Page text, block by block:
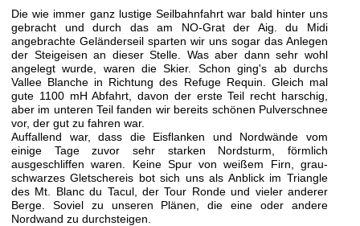
Die wie immer ganz lustige Seilbahnfahrt war bald hinter uns
gebracht und durch das am NO-Grat der Aig. du Midi
angebrachte Geländerseil sparten wir uns sogar das Anlegen
der Steigeisen an dieser Stelle. Was aber dann sehr wohl
angelegt wurde, waren die Skier. Schon ging's ab durchs
Vallee Blanche in Richtung des Refuge Requin. Gleich mal
gute 1100 mH Abfahrt, davon der erste Teil recht harschig,
aber im unteren Teil fanden wir bereits schönen Pulverschnee
vor, der gut zu fahren war.
Auffallend war, dass die Eisflanken und Nordwände vom
einige Tage zuvor sehr starken Nordsturm, förmlich
ausgeschliffen waren. Keine Spur von weißem Firn, grau-
schwarzes Gletschereis bot sich uns als Anblick im Triangle
des Mt. Blanc du Tacul, der Tour Ronde und vieler anderer
Berge. Soviel zu unseren Plänen, die eine oder andere
Nordwand zu durchsteigen.